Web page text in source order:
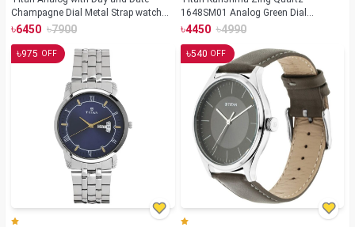
Champagne Dial Metal Strap watch
for Men (NS-1580YM05)
৳6450 ৳7900
1648SM01 Analog Green Dial
Stainless Steel Strap Watch for Men
৳4450 ৳4990
৳975 OFF ৳540 OFF